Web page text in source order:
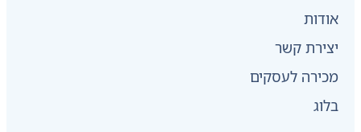
אודות
יצירת קשר
מכירה לעסקים
בלוג